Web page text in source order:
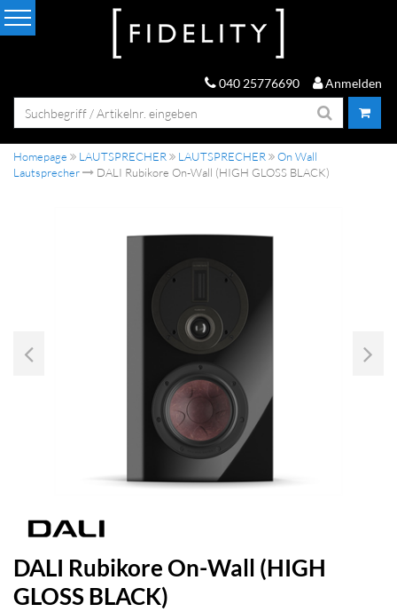
040 25776690 Anmelden
Homepage LAUTSPRECHER LAUTSPRECHER
On Wall
Lautsprecher
DALI Rubikore On-Wall (HIGH GLOSS BLACK)
DALI Rubikore On-Wall (HIGH
GLOSS BLACK)